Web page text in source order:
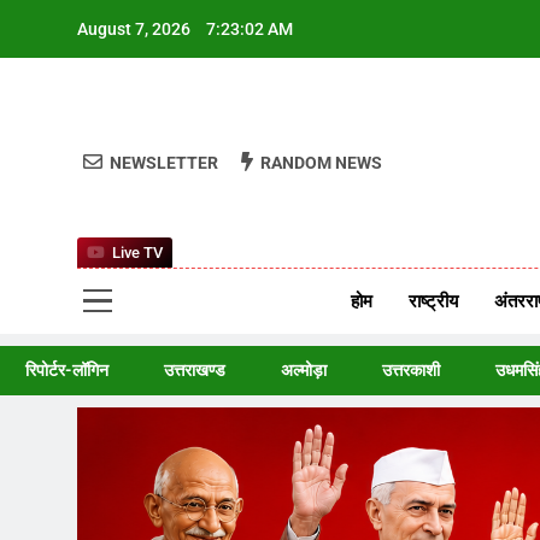
August 7, 2026 7:23:04 AM
NEWSLETTER RANDOM NEWS
होम राष्ट्रीय
Live TV
रिपोर्टर-लॉगिन उत्तराखण्ड अल्मोड़ा उत्तरकाशी